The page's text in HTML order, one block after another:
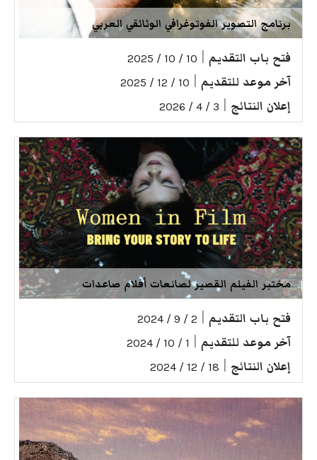
برنامج التصوير الفوتوغرافي الوثائقي العربي
فتح باب التقديم 10 / 10 / 2025
آخر موعد للتقديم 10 / 12 / 2025
إعلان النتائج 3 / 4 / 2026
مختبر الفيلم القصير لصانعات أفلام صاعدات
فتح باب التقديم 2 / 9 / 2024
آخر موعد للتقديم 1 / 10 / 2024
إعلان النتائج 18 / 12 / 2024